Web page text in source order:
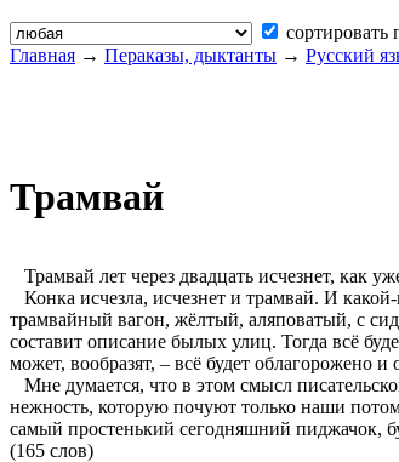
сортировать
Главная → Пераказы, дыктанты → Русский
Трамвай
Трамвай лет через двадцать исчезнет, как
Конка исчезла, исчезнет и трамвай. И
трамвайный вагон, жёлтый, аляповатый, с
составит описание былых улиц. Тогда всё
может, вообразят, – всё будет облагорожено и
Мне думается, что в этом смысл
нежность, которую почуют только наши
самый простенький сегодняшний пиджачок,
(165 слов)